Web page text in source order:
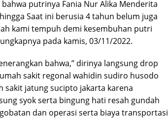
putrinya Fania Nur Alika Menderita
Saat ini berusia 4 tahun belum juga
kami tempuh demi kesembuhan putri
pada kamis, 03/11/2022.
bahwa,” dirinya langsung drop
sakit regonal wahidin sudiro husodo
sakit jatung sucipto jakarta karena
syok serta bingung hati resah gundah
dan operasi serta biaya transportasi